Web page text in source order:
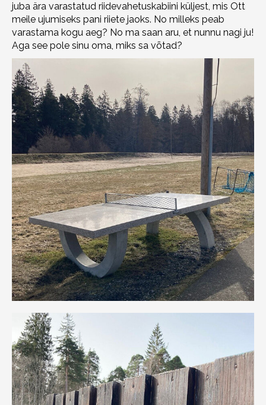
juba ära varastatud riidevahetuskabiini küljest, mis Ott
meile ujumiseks pani riiete jaoks. No milleks peab
varastama kogu aeg? No ma saan aru, et nunnu nagi ju!
Aga see pole sinu oma, miks sa võtad?